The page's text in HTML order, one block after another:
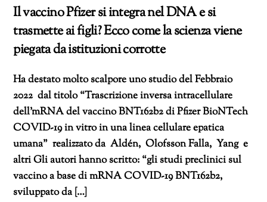
Il vaccino Pfizer si integra nel DNA e si
trasmette ai figli? Ecco come la scienza viene
piegata da istituzioni corrotte
Ha destato molto scalpore uno studio del Febbraio
2022 dal titolo “Trascrizione inversa intracellulare
dell’mRNA del vaccino BNT162b2 di Pfizer BioNTech
COVID-19 in vitro in una linea cellulare epatica
umana” realizzato da Aldén, Olofsson Falla, Yang e
altri Gli autori hanno scritto: “gli studi preclinici sul
vaccino a base di mRNA COVID-19 BNT162b2,
sviluppato da […]